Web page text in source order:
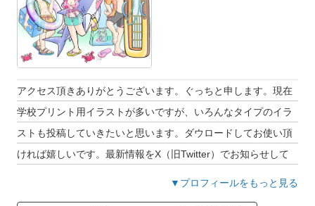
アクセス頂きありがとうございます。ぐっちと申します。現在
学校プリント用イラストが多いですが、いろんなタイプのイラ
ストも投稿していきたいと思います。ダウロードしてお使い頂
ければ嬉しいです。最新情報をX（旧Twitter）でお知らせして
いますのでそちらも見て頂けると幸いです。
▼プロフィールをもっと見る